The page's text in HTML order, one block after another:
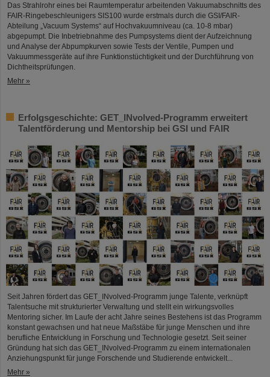
Das Strahlrohr eines bei Raumtemperatur arbeitenden Vakuumabschnitts des
FAIR-Ringebeschleunigers SIS100 wurde erstmals durch die GSI/FAIR-
Abteilung „Vacuum Systems“ auf Hochvakuumniveau (ca. 10-8 mbar)
abgepumpt. Die Inbetriebnahme des Pumpsystems dient der Aufzeichnung
und Analyse der Abpumpkurven sowie Tests der Ventile, Pumpen und
Vakuummessgeräte auf ihre Funktionstüchtigkeit und der Durchführung von
Dichtheitsprüfungen.
Mehr »
Erfolgsgeschichte: GET_INvolved-Programm erweitert
Talentförderung und Mentorship bei GSI und FAIR
Seit Jahren fördert das GET_INvolved-Programm junge Talente, verknüpft
Talentsuche mit strukturierter Verwaltung und stellt ein wirkungsvolles
Mentoring sicher. Im Laufe der acht Jahre seines Bestehens ist das Programm
konstant gewachsen und hat neue Maßstäbe für junge Menschen und ihre
berufliche Entwicklung in Forschung und Technologie gesetzt. Seit seiner
Gründung hat sich das GET_INvolved-Programm zu einem internationalen
Anziehungspunkt für junge Forschende und Studierende entwickelt...
Mehr »